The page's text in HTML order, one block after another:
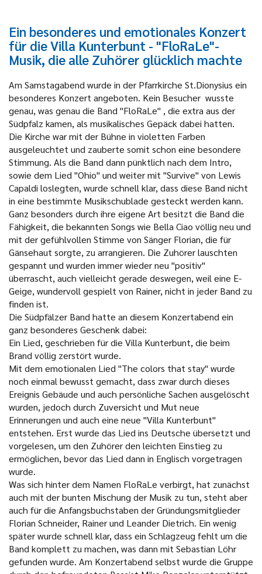
Ein besonderes und emotionales Konzert
für die Villa Kunterbunt - "FloRaLe"-
Musik, die alle Zuhörer glücklich machte
Am Samstagabend wurde in der Pfarrkirche St.Dionysius ein
besonderes Konzert angeboten. Kein Besucher wusste
genau, was genau die Band "FloRaLe" , die extra aus der
Südpfalz kamen, als musikalisches Gepäck dabei hatten.
Die Kirche war mit der Bühne in violetten Farben
ausgeleuchtet und zauberte somit schon eine besondere
Stimmung. Als die Band dann pünktlich nach dem Intro,
sowie dem Lied "Ohio" und weiter mit "Survive" von Lewis
Capaldi loslegten, wurde schnell klar, dass diese Band nicht
in eine bestimmte Musikschublade gesteckt werden kann.
Ganz besonders durch ihre eigene Art besitzt die Band die
Fähigkeit, die bekannten Songs wie Bella Ciao völlig neu und
mit der gefühlvollen Stimme von Sänger Florian, die für
Gänsehaut sorgte, zu arrangieren. Die Zuhörer lauschten
gespannt und wurden immer wieder neu "positiv"
überrascht, auch vielleicht gerade deswegen, weil eine E-
Geige, wundervoll gespielt von Rainer, nicht in jeder Band zu
finden ist.
Die Südpfälzer Band hatte an diesem Konzertabend ein
ganz besonderes Geschenk dabei:
Ein Lied, geschrieben für die Villa Kunterbunt, die beim
Brand völlig zerstört wurde.
Mit dem emotionalen Lied "The colors that stay" wurde
noch einmal bewusst gemacht, dass zwar durch dieses
Ereignis Gebäude und auch persönliche Sachen ausgelöscht
wurden, jedoch durch Zuversicht und Mut neue
Erinnerungen und auch eine neue "Villa Kunterbunt"
entstehen. Erst wurde das Lied ins Deutsche übersetzt und
vorgelesen, um den Zuhörer den leichten Einstieg zu
ermöglichen, bevor das Lied dann in Englisch vorgetragen
wurde.
Was sich hinter dem Namen FloRaLe verbirgt, hat zunächst
auch mit der bunten Mischung der Musik zu tun, steht aber
auch für die Anfangsbuchstaben der Gründungsmitglieder
Florian Schneider, Rainer und Leander Dietrich. Ein wenig
später wurde schnell klar, dass ein Schlagzeug fehlt um die
Band komplett zu machen, was dann mit Sebastian Löhr
gefunden wurde. Am Konzertabend selbst wurde die Gruppe